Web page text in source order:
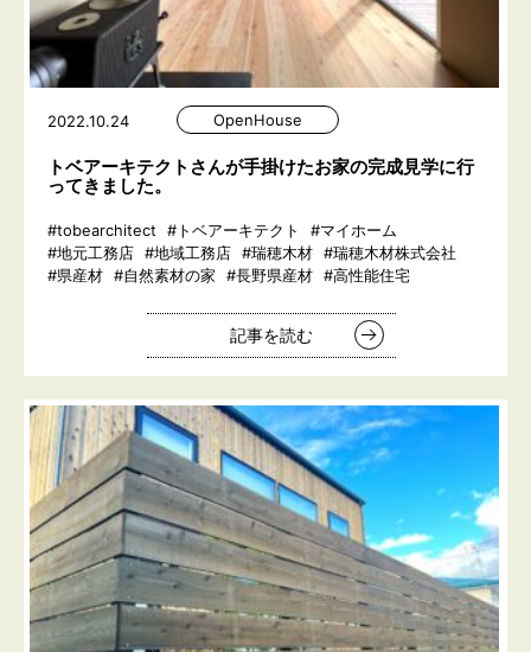
2022.10.24 OpenHouse
トベアーキテクトさんが手掛けたお家の完成見学に行
ってきました。
#tobearchitect #トベアーキテクト
#マイホーム
#地元工務店 #地域工務店 #瑞穂木材 #瑞穂木材株式会社
#県産材 #自然素材の家 #長野県産材 #高性能住宅
記事を読む